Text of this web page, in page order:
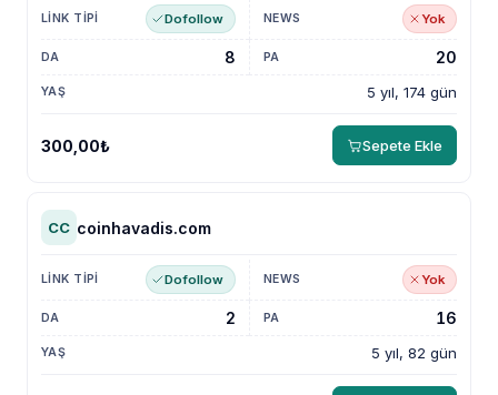
Dofollow Yok
5 yıl, 174 gün
8 20
300,00₺ Sepete Ekle
CC coinhavadis.com
Dofollow Yok
5 yıl, 82 gün
2 16